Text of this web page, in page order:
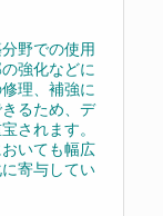
野での使用
強化などに
理、補強に
るため、デ
されます。
いても幅広
寄与してい